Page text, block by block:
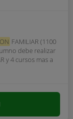
FAMILIAR (1100
debe realizar
y 4 cursos mas a